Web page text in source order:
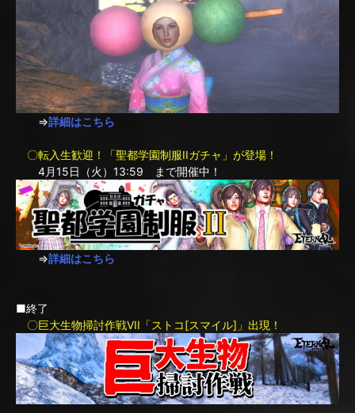
⇒詳細はこちら
〇転入生歓迎！「聖都学園制服IIガチャ」が登場！
4月15日（火）13:59 まで開催中！
⇒詳細はこちら
■終了
〇巨大生物掃討作戦VII「ストコ[スマイル]」出現！